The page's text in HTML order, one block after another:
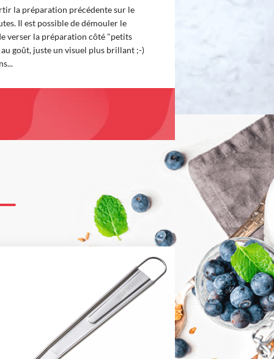
la préparation précédente sur le
Il est possible de démouler le
verser la préparation côté "petits
goût, juste un visuel plus brillant ;-)